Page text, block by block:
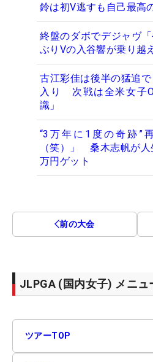
鈴は初V逃すも自己最高
終盤のダボでデジャヴ
ぶりVの入谷響が乗り越
古江彩佳は後半の猛追
入り 次戦は全米女子
識」
“3万年に1度の奇跡”
（笑）」 桑木志帆が
万円ゲット
前の大会
JLPGA (国内女子) メニュ
ツアーTOP